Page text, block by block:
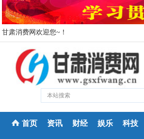
甘肃消费网欢迎您~！
首页 资讯 财经 娱乐 科技